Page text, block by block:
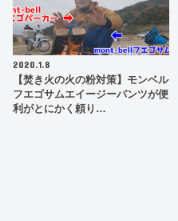
2020.1.8
【焚き火の火の粉対策】モンベル
フエゴサムエイージーパンツが便
利がとにかく頼り…